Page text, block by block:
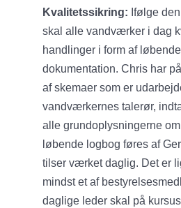
Kvalitetssikring: Ifølge
skal alle vandværker i dag
handlinger i form af
dokumentation. Chris har
af skemaer som er
vandværkernes talerør,
alle grundoplysningerne
løbende logbog føres af
tilser værket daglig. Det er
mindst et af
daglige leder skal på